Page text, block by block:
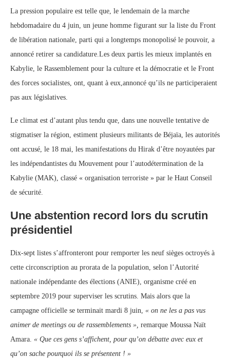
La pression populaire est telle que, le lendemain de la marche
hebdomadaire du 4 juin, un jeune homme figurant sur la liste du Front
de libération nationale, parti qui a longtemps monopolisé le pouvoir, a
annoncé retirer sa candidature.Les deux partis les mieux implantés en
Kabylie, le Rassemblement pour la culture et la démocratie et le Front
des forces socialistes, ont, quant à eux,annoncé qu’ils ne participeraient
pas aux législatives.
Le climat est d’autant plus tendu que, dans une nouvelle tentative de
stigmatiser la région, estiment plusieurs militants de Béjaïa, les autorités
ont accusé, le 18 mai, les manifestations du Hirak d’être noyautées par
les indépendantistes du Mouvement pour l’autodétermination de la
Kabylie (MAK), classé « organisation terroriste » par le Haut Conseil
de sécurité.
Une abstention record lors du scrutin
présidentiel
Dix-sept listes s’affronteront pour remporter les neuf sièges octroyés à
cette circonscription au prorata de la population, selon l’Autorité
nationale indépendante des élections (ANIE), organisme créé en
septembre 2019 pour superviser les scrutins. Mais alors que la
campagne officielle se terminait mardi 8 juin, « on ne les a pas vus
animer de meetings ou de rassemblements », remarque Moussa Naït
Amara. « Que ces gens s’affichent, pour qu’on débatte avec eux et
qu’on sache pourquoi ils se présentent ! »